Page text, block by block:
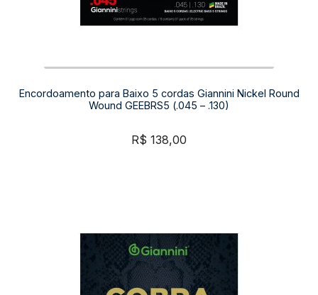
Encordoamento para Baixo 5 cordas Giannini Nickel Round
Wound GEEBRS5 (.045 – .130)
R$ 138,00